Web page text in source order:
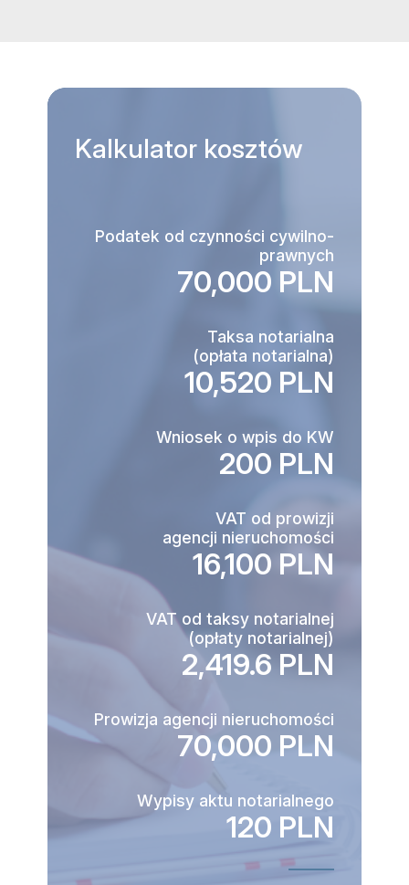
Kalkulator kosztów
Podatek od czynności cywilno-
prawnych
70,000 PLN
Taksa notarialna
(opłata notarialna)
10,520 PLN
Wniosek o wpis do KW
200 PLN
VAT od prowizji
agencji nieruchomości
16,100 PLN
VAT od taksy notarialnej
(opłaty notarialnej)
2,419.6 PLN
Prowizja agencji nieruchomości
70,000 PLN
Wypisy aktu notarialnego
120 PLN